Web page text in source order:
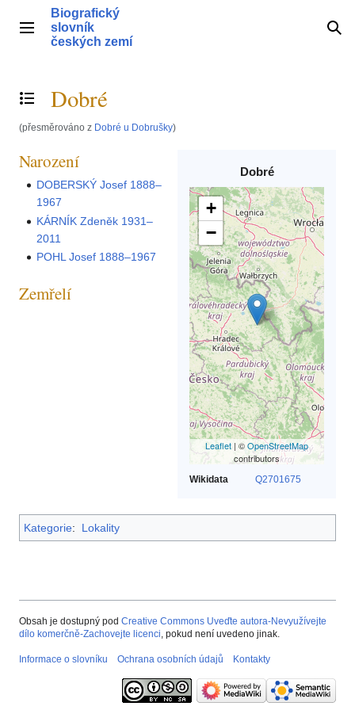
obsahHlavní menu
Biografický
slovník
českých zemí
Přepnout obsah
Dobré
(přesměrováno z Dobré u Dobrušky)
Dobré
+
−
Leaflet | ©OpenStreetMap
contributors
Wikidata Q2701675
Narození
DOBERSKÝ Josef 1888–
1967
KÁRNÍK Zdeněk 1931–
2011
POHL Josef 1888–1967
Zemřelí
Kategorie: Lokality
Obsah je dostupný pod Creative Commons Uveďte autora-Nevyužívejte
dílo komerčně-Zachovejte licenci, pokud není uvedeno jinak.
Informace o slovníku Ochrana osobních údajů Kontakty